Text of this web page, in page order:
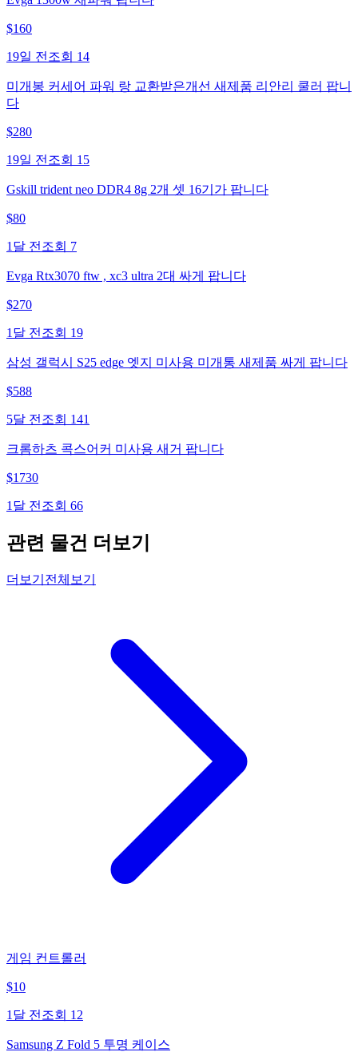
$160
19일 전 조회 14
미개봉 커세어 파워 랑 교환받은개선 새제품 리안리 쿨러 팝니
다
$280
19일 전 조회 15
Gskill trident neo DDR4 8g 2개 셋 16기가 팝니다
$80
1달 전 조회 7
Evga Rtx3070 ftw , xc3 ultra 2대 싸게 팝니다
$270
1달 전 조회 19
삼성 갤럭시 S25 edge 엣지 미사용 미개통 새제품 싸게 팝니다
$588
5달 전 조회 141
크롬하츠 콕스어커 미사용 새거 팝니다
$1730
1달 전 조회 66
관련 물건 더보기
더보기 전체보기
게임 컨트롤러
$10
1달 전 조회 12
Samsung Z Fold 5 투명 케이스